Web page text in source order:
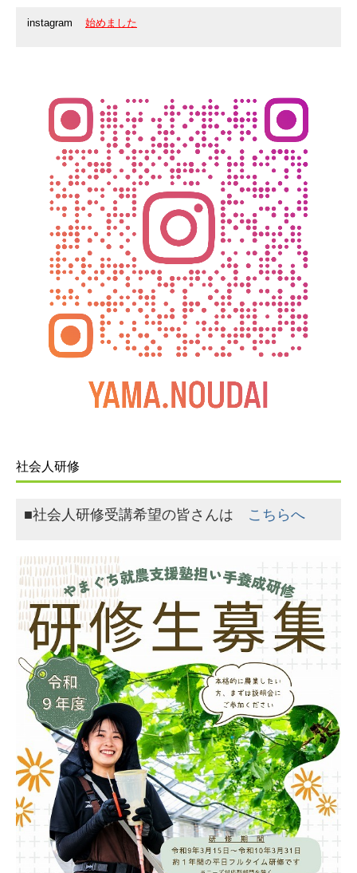
instagram 始めました
社会人研修
■社会人研修受講希望の皆さんは こちらへ